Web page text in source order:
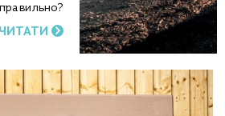
ЧИТАТИ